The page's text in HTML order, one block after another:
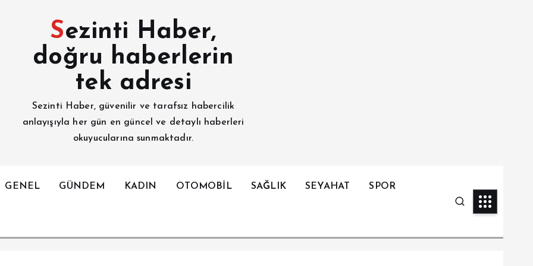
Sezinti Haber,
doğru haberlerin
tek adresi
Sezinti Haber, güvenilir ve tarafsız habercilik
anlayışıyla her gün en güncel ve detaylı haberleri
okuyucularına sunmaktadır.
GENEL GÜNDEM KADIN OTOMOBİL SAĞLIK SEYAHAT SPOR